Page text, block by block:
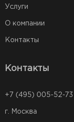
Услуги
О компании
Контакты
Контакты
+7 (495) 005-52-73
г. Москва